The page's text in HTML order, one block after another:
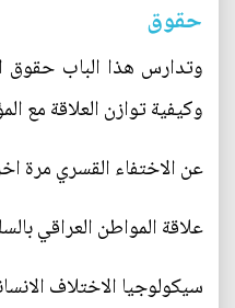
حقوق
وتدارس هذا الباب حقوق
وكيفية توازن العلاقة مع
عن الاختفاء القسري مرة
علاقة المواطن العراقي
سيكولوجيا الاختلاف